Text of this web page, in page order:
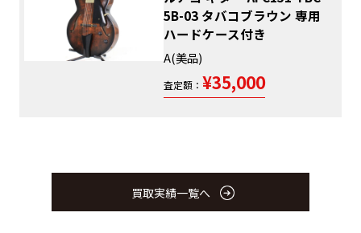
5B-03 タバコブラウン 専用
ハードケース付き
A(美品)
査定額： ¥35,000
買取実績一覧へ